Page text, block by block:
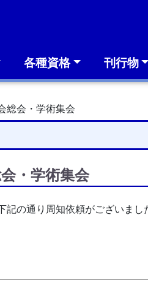
各種資格 刊行物
総会・学術集会
・学術集会
の通り周知依頼がございまし